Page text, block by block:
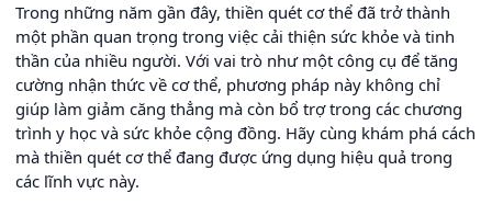
Trong những năm gần đây, thiền quét cơ thể đã trở thành
một phần quan trọng trong việc cải thiện sức khỏe và tinh
thần của nhiều người. Với vai trò như một công cụ để tăng
cường nhận thức về cơ thể, phương pháp này không chỉ
giúp làm giảm căng thẳng mà còn bổ trợ trong các chương
trình y học và sức khỏe cộng đồng. Hãy cùng khám phá cách
mà thiền quét cơ thể đang được ứng dụng hiệu quả trong
các lĩnh vực này.